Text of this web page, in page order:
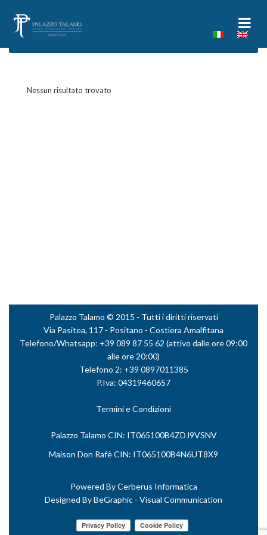
Nessun risultato trovato
Palazzo Talamo © 2015 - Tutti i diritti riservati
Via Pasitea, 117 - Positano - Costiera Amalfitana
Telefono/Whatsapp: +39 089 87 55 62 (attivo dalle ore 09:00
alle ore 20:00)
Telefono 2: +39 0897011385
P.Iva: 04319460657
Termini e Condizioni
Palazzo Talamo CIN: IT065100B4ZDJ9VSNV
Maison Don Rafè CIN: IT065100B4N6UT8X9
Powered ByCerberus Informatica
Designed ByBeGraphic - Visual Communication